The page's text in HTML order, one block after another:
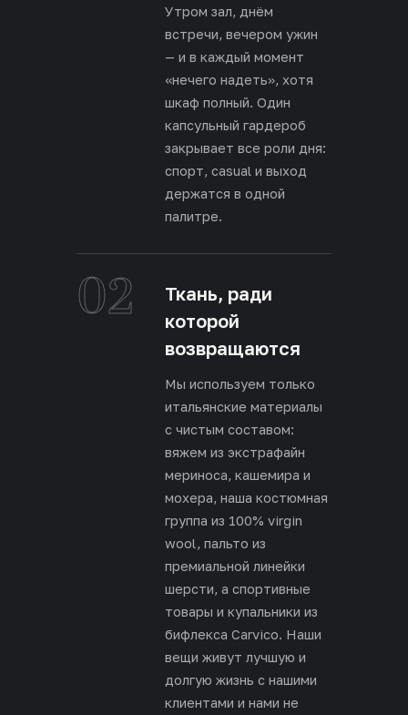
Утром зал, днём
встречи, вечером ужин
— и в каждый момент
«нечего надеть», хотя
шкаф полный. Один
капсульный гардероб
закрывает все роли дня:
спорт, casual и выход
держатся в одной
палитре.
02
Ткань, ради
которой
возвращаются
Мы используем только
итальянские материалы
с чистым составом:
вяжем из экстрафайн
мериноса, кашемира и
мохера, наша костюмная
группа из 100% virgin
wool, пальто из
премиальной линейки
шерсти, а спортивные
товары и купальники из
бифлекса Carvico. Наши
вещи живут лучшую и
долгую жизнь с нашими
клиентами и нами не